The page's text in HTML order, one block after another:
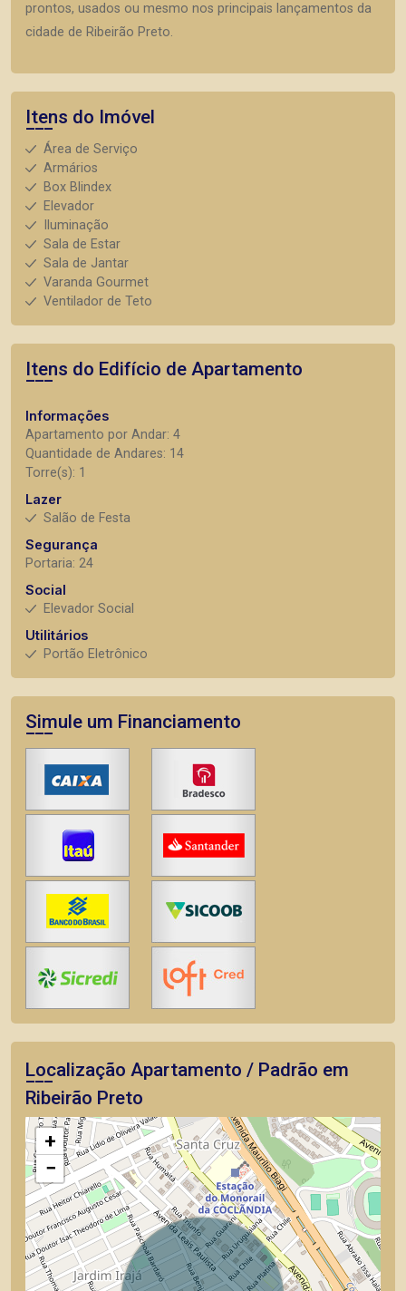
prontos, usados ou mesmo nos principais lançamentos da
cidade de Ribeirão Preto.
Itens do Imóvel
Área de Serviço
Armários
Box Blindex
Elevador
Iluminação
Sala de Estar
Sala de Jantar
Varanda Gourmet
Ventilador de Teto
Itens do Edifício de Apartamento
Informações
Apartamento por Andar: 4
Quantidade de Andares: 14
Torre(s): 1
Lazer
Salão de Festa
Segurança
Portaria: 24
Social
Elevador Social
Utilitários
Portão Eletrônico
Simule um Financiamento
Localização Apartamento / Padrão em
Ribeirão Preto
+
−